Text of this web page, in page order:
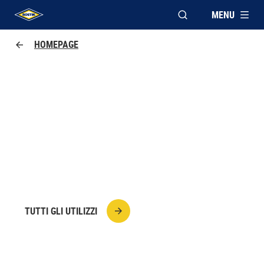
UHU logo
APRI FINESTRA
MENU
HOMEPAGE
TUTTI GLI UTILIZZI